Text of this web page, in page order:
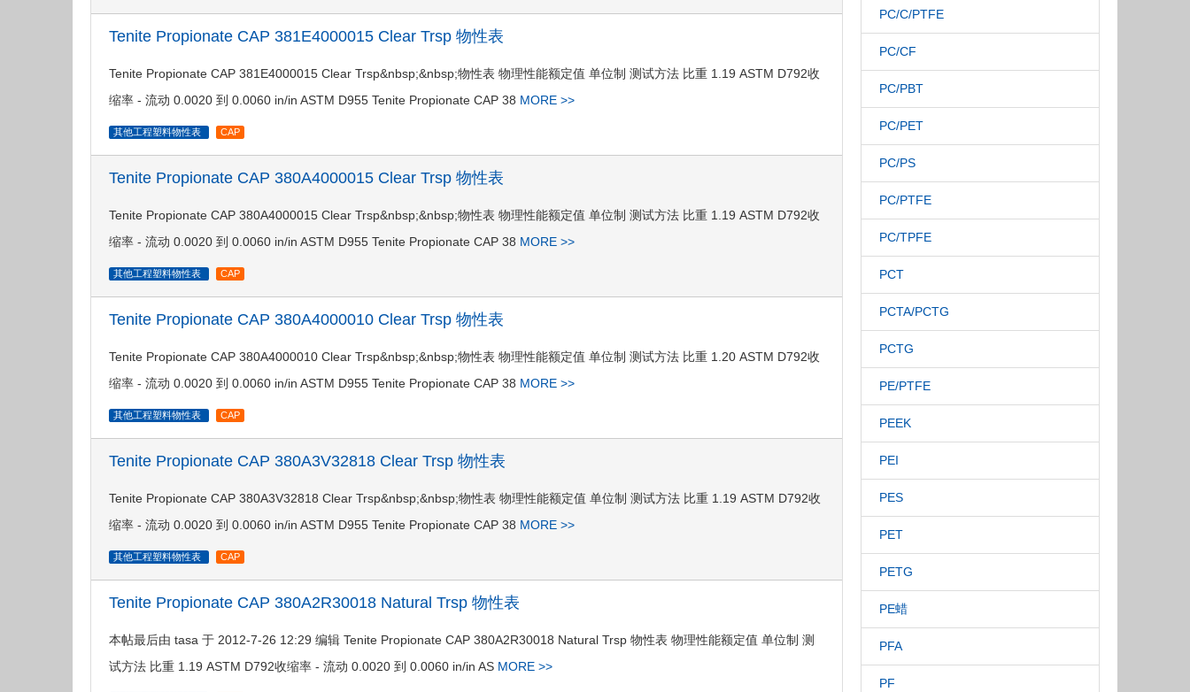
Tenite Propionate CAP 381E4000015 Clear Trsp 物性表
Tenite Propionate CAP 381E4000015 Clear Trsp&nbsp;&nbsp;物性表 物理性能额定值 单位制 测试方法 比重 1.19 ASTM D792收
缩率 - 流动 0.0020 到 0.0060 in/in ASTM D955 Tenite Propionate CAP 38 MORE >>
其他工程塑料物性表 CAP
Tenite Propionate CAP 380A4000015 Clear Trsp 物性表
Tenite Propionate CAP 380A4000015 Clear Trsp&nbsp;&nbsp;物性表 物理性能额定值 单位制 测试方法 比重 1.19 ASTM D792收
缩率 - 流动 0.0020 到 0.0060 in/in ASTM D955 Tenite Propionate CAP 38 MORE >>
其他工程塑料物性表 CAP
Tenite Propionate CAP 380A4000010 Clear Trsp 物性表
Tenite Propionate CAP 380A4000010 Clear Trsp&nbsp;&nbsp;物性表 物理性能额定值 单位制 测试方法 比重 1.20 ASTM D792收
缩率 - 流动 0.0020 到 0.0060 in/in ASTM D955 Tenite Propionate CAP 38 MORE >>
其他工程塑料物性表 CAP
Tenite Propionate CAP 380A3V32818 Clear Trsp 物性表
Tenite Propionate CAP 380A3V32818 Clear Trsp&nbsp;&nbsp;物性表 物理性能额定值 单位制 测试方法 比重 1.19 ASTM D792收
缩率 - 流动 0.0020 到 0.0060 in/in ASTM D955 Tenite Propionate CAP 38 MORE >>
其他工程塑料物性表 CAP
Tenite Propionate CAP 380A2R30018 Natural Trsp 物性表
本帖最后由 tasa 于 2012-7-26 12:29 编辑 Tenite Propionate CAP 380A2R30018 Natural Trsp 物性表 物理性能额定值 单位制 测
试方法 比重 1.19 ASTM D792收缩率 - 流动 0.0020 到 0.0060 in/in AS MORE >>
PC/C/PTFE
PC/CF
PC/PBT
PC/PET
PC/PS
PC/PTFE
PC/TPFE
PCT
PCTA/PCTG
PCTG
PE/PTFE
PEEK
PEI
PES
PET
PETG
PE蜡
PFA
PF